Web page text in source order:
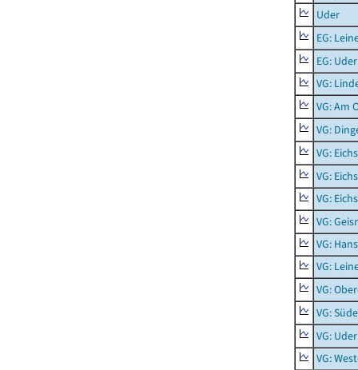
Uder
EG:
EG: Uder
VG:
VG: Am
VG:
VG:
VG:
VG:
VG:
VG:
VG:
VG:
VG:
VG: Uder
VG: